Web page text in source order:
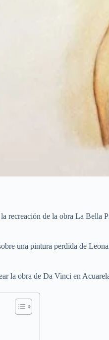
recreación de la obra La Bella
una pintura perdida de
la obra de Da Vinci en